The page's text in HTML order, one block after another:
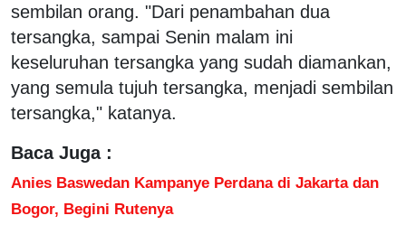
sembilan orang. "Dari penambahan dua
tersangka, sampai Senin malam ini
keseluruhan tersangka yang sudah diamankan,
yang semula tujuh tersangka, menjadi sembilan
tersangka," katanya.
Baca Juga :
Anies Baswedan Kampanye Perdana di Jakarta dan
Bogor, Begini Rutenya